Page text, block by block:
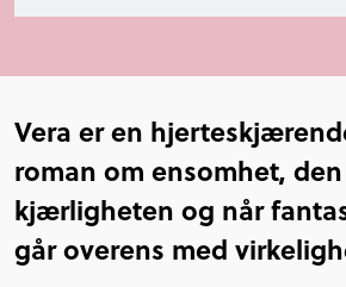
Vera er en
roman om ensomhet,
kjærligheten og når
går overens med